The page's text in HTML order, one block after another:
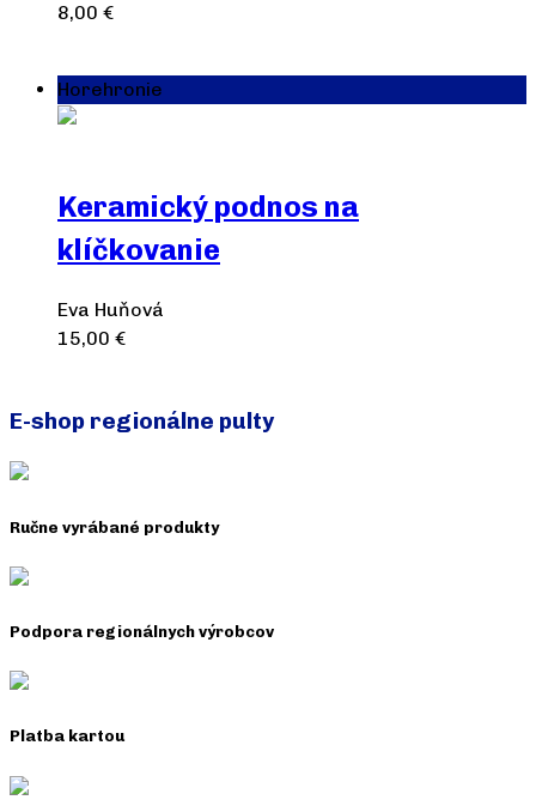
8,00 €
Horehronie
Keramický podnos na
klíčkovanie
Eva Huňová
15,00 €
E-shop regionálne pulty
Ručne vyrábané produkty
Podpora regionálnych výrobcov
Platba kartou